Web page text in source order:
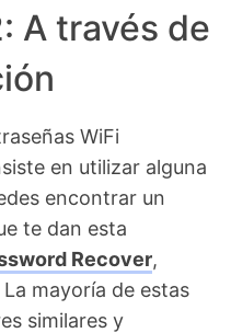
A través de
WiFi
en utilizar alguna
encontrar un
te dan esta
Recover,
mayoría de estas
similares y